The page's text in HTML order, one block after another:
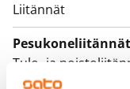
Liitännät
Pesukoneliitännät
Tulo- ja